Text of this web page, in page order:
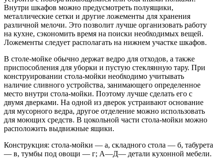
Внутри шкафов можно предусмотреть полуящики,
металлические сетки и другие ложементы для хранения
различной мелочи. Это позволит лучше организовать работу
на кухне, сэкономить время на поиски необходимых вещей.
Ложементы следует располагать на нижнем участке шкафов.
В столе-мойке обычно держат ведро для отходов, а также
приспособления для уборки и пустую стеклянную тару. При
конструировании стола-мойки необходимо учитывать
наличие сливного устройства, занимающего определенное
место внутри стола-мойки. Поэтому лучше сделать его с
двумя дверками. На одной из дверок устраивают основание
для мусорного ведра, другое отделение можно использовать
для моющих средств. В цокольной части стола-мойки можно
расположить выдвижные ящики.
Конструкция: стола-мойки — а, складного стола — б, табурета
— в, тумбы под овощи — г; А—Д— детали кухонной мебели.